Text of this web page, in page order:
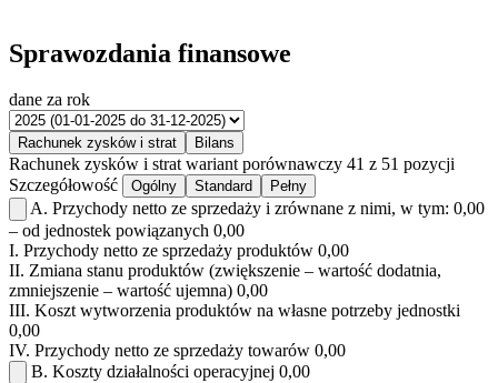
Sprawozdania finansowe
dane za rok
Rachunek zysków i strat Bilans
Rachunek zysków i strat wariant porównawczy 41 z 51 pozycji
Szczegółowość
Ogólny Standard Pełny
A. Przychody netto ze sprzedaży i zrównane z nimi, w tym: 0,00
– od jednostek powiązanych 0,00
I. Przychody netto ze sprzedaży produktów 0,00
II. Zmiana stanu produktów (zwiększenie – wartość dodatnia,
zmniejszenie – wartość ujemna) 0,00
III. Koszt wytworzenia produktów na własne potrzeby jednostki
0,00
IV. Przychody netto ze sprzedaży towarów 0,00
B. Koszty działalności operacyjnej 0,00